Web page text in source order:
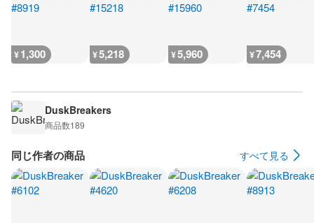
¥1,300 ¥5,218 ¥5,960 ¥7,454
DuskBreakers
商品数189
同じ作者の商品 すべて見る